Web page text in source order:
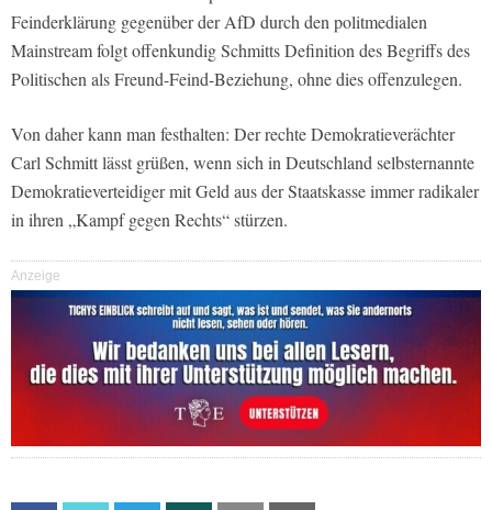
Feinderklärung gegenüber der AfD durch den politmedialen
Mainstream folgt offenkundig Schmitts Definition des Begriffs des
Politischen als Freund-Feind-Beziehung, ohne dies offenzulegen.
Von daher kann man festhalten: Der rechte Demokratieverächter
Carl Schmitt lässt grüßen, wenn sich in Deutschland selbsternannte
Demokratieverteidiger mit Geld aus der Staatskasse immer radikaler
in ihren „Kampf gegen Rechts“ stürzen.
Anzeige